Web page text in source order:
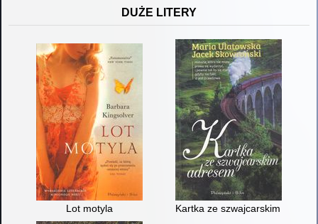
DUŻE LITERY
Lot motyla Kartka ze szwajcarskim